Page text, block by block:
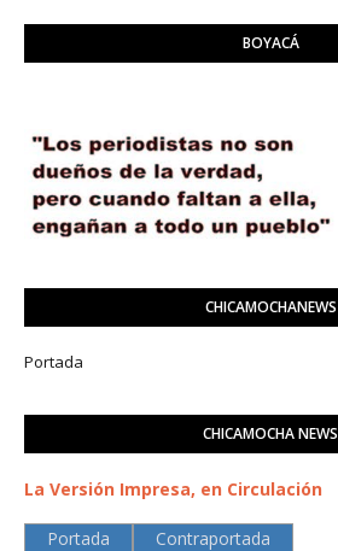
BOYACÁ
CHICAMOCHANEWS
Portada
CHICAMOCHA NEWS
La Versión Impresa, en Circulación
Portada Contraportada